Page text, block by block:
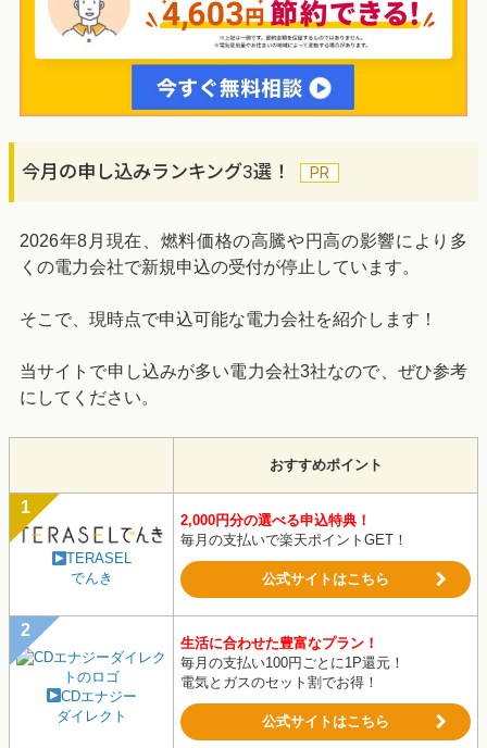
今月の申し込みランキング3選！
2026年8月現在、燃料価格の高騰や円高の影響により多
くの電力会社で新規申込の受付が停止しています。
そこで、現時点で申込可能な電力会社を紹介します！
当サイトで申し込みが多い電力会社3社なので、ぜひ参考
にしてください。
おすすめポイント
TERASEL
でんき
2,000円分の選べる申込特典！
毎月の支払いで楽天ポイントGET！
公式サイトはこちら
CDエナジー
ダイレクト
生活に合わせた豊富なプラン！
毎月の支払い100円ごとに1P還元！
電気とガスのセット割でお得！
公式サイトはこちら